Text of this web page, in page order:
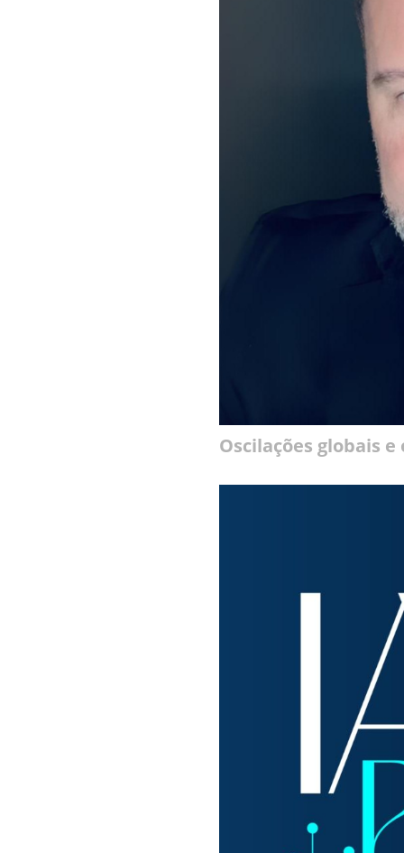
Oscilações globais